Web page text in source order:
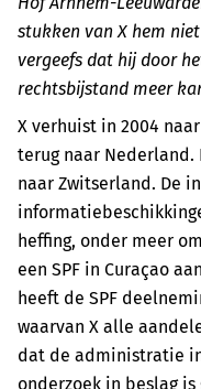
stukken van X hem
vergeefs dat hij door
rechtsbijstand meer
X verhuist in 2004
terug naar Nederland.
naar Zwitserland. De
heffing, onder meer
een SPF in Curaçao
heeft de SPF
waarvan X alle
dat de administratie
onderzoek in beslag